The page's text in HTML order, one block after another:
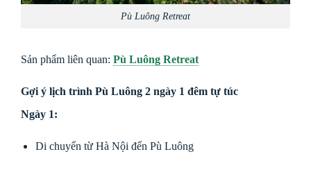
Pù Luông Retreat
Sản phẩm liên quan: Pù Luông Retreat
Gợi ý lịch trình Pù Luông 2 ngày 1 đêm tự túc
Ngày 1:
Di chuyển từ Hà Nội đến Pù Luông